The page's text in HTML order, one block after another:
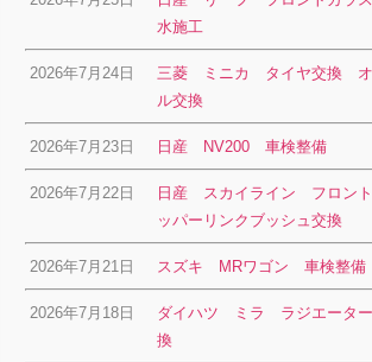
水施工
2026年7月24日
三菱 ミニカ タイヤ交換 オ
ル交換
2026年7月23日 日産 NV200 車検整備
2026年7月22日
日産 スカイライン フロン
ッパーリンクブッシュ交換
2026年7月21日 スズキ MRワゴン 車検整備
2026年7月18日
ダイハツ ミラ ラジエータ
換